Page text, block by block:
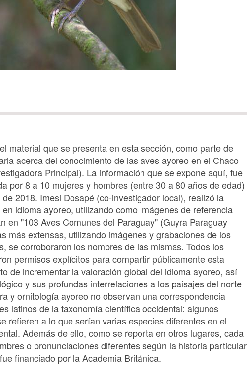
material que se presenta en esta sección, como parte de
acerca del conocimiento de las aves ayoreo en el Chaco
Principal). La información que se expone aquí, fue
por 8 a 10 mujeres y hombres (entre 30 a 80 años de edad)
2018. Imesi Dosapé (co-investigador local), realizó la
idioma ayoreo, utilizando como imágenes de referencia
en "103 Aves Comunes del Paraguay" (Guyra Paraguay
más extensas, utilizando imágenes y grabaciones de los
se corroboraron los nombres de las mismas. Todos los
permisos explícitos para compartir públicamente esta
de incrementar la valoración global del idioma ayoreo, así
y sus profundas interrelaciones a los paisajes del norte
y ornitología ayoreo no observan una correspondencia
latinos de la taxonomía científica occidental: algunos
refieren a lo que serían varias especies diferentes en el
Además de ello, como se reporta en otros lugares, cada
o pronunciaciones diferentes según la historia particular
financiado por la Academia Británica.